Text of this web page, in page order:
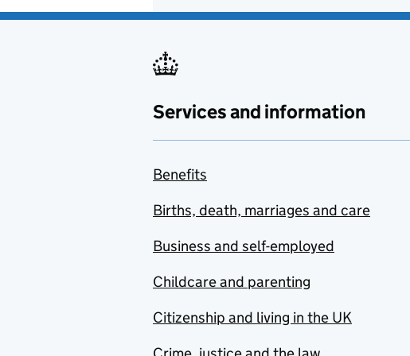
Services and information
Benefits
Births, death, marriages and care
Business and self-employed
Childcare and parenting
Citizenship and living in the UK